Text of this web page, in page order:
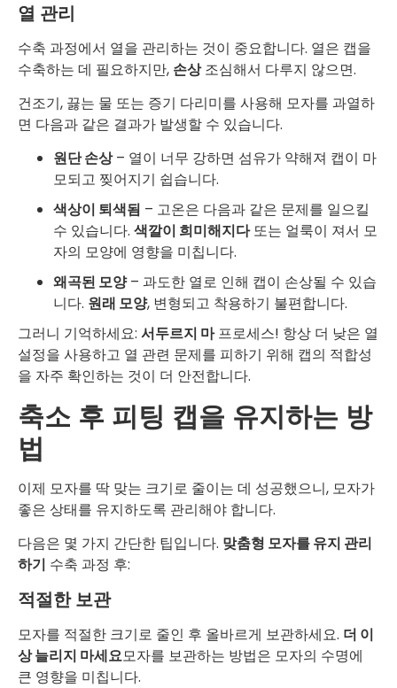
열 관리
수축 과정에서 열을 관리하는 것이 중요합니다. 열은 캡을
수축하는 데 필요하지만, 손상조심해서 다루지 않으면.
건조기, 끓는 물 또는 증기 다리미를 사용해 모자를 과열하
면 다음과 같은 결과가 발생할 수 있습니다.
원단 손상– 열이 너무 강하면 섬유가 약해져 캡이 마
모되고 찢어지기 쉽습니다.
색상이 퇴색됨 – 고온은 다음과 같은 문제를 일으킬
수 있습니다. 색깔이 희미해지다또는 얼룩이 져서 모
자의 모양에 영향을 미칩니다.
왜곡된 모양– 과도한 열로 인해 캡이 손상될 수 있습
니다. 원래 모양, 변형되고 착용하기 불편합니다.
그러니 기억하세요: 서두르지 마프로세스! 항상 더 낮은 열
설정을 사용하고 열 관련 문제를 피하기 위해 캡의 적합성
을 자주 확인하는 것이 더 안전합니다.
축소 후 피팅 캡을 유지하는 방
법
이제 모자를 딱 맞는 크기로 줄이는 데 성공했으니, 모자가
좋은 상태를 유지하도록 관리해야 합니다.
다음은 몇 가지 간단한 팁입니다. 맞춤형 모자를 유지 관리
하기 수축 과정 후:
적절한 보관
모자를 적절한 크기로 줄인 후 올바르게 보관하세요. 더 이
상 늘리지 마세요모자를 보관하는 방법은 모자의 수명에
큰 영향을 미칩니다.